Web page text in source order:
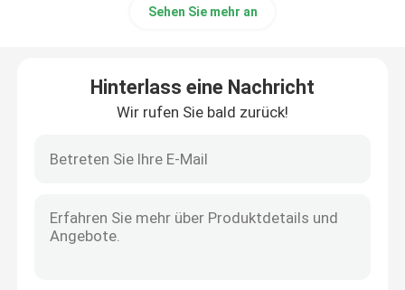
Haus
Produkte
Sehen Sie mehr an
Hinterlass eine Nachricht
Wir rufen Sie bald zurück!